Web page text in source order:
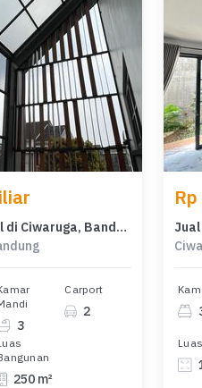
Rumah Dijual di Ciwaruga, Bandung, LB 250m², Harga Kompetitif!
3
Carport
2
250 m²